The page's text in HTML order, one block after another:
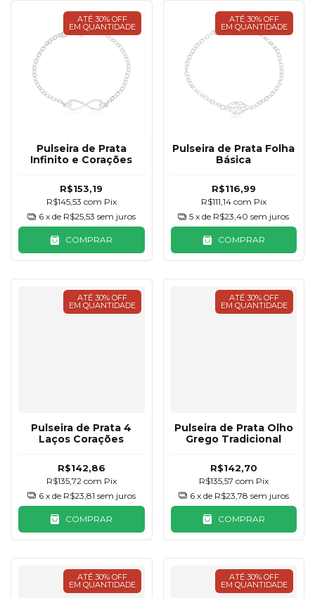
ATÉ 30% OFF
EM QUANTIDADE
Pulseira de Prata
Infinito e Corações
R$153,19
R$145,53 com Pix
6 x de R$25,53 sem juros
COMPRAR
ATÉ 30% OFF
EM QUANTIDADE
Pulseira de Prata Folha
Básica
R$116,99
R$111,14 com Pix
5 x de R$23,40 sem juros
COMPRAR
ATÉ 30% OFF
EM QUANTIDADE
Pulseira de Prata 4
Laços Corações
R$142,86
R$135,72 com Pix
6 x de R$23,81 sem juros
COMPRAR
ATÉ 30% OFF
EM QUANTIDADE
Pulseira de Prata Olho
Grego Tradicional
R$142,70
R$135,57 com Pix
6 x de R$23,78 sem juros
COMPRAR
ATÉ 30% OFF
EM QUANTIDADE
ATÉ 30% OFF
EM QUANTIDADE